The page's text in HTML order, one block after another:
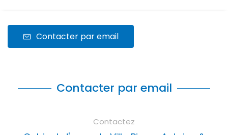
Contacter par email
Contacter par email
Contactez